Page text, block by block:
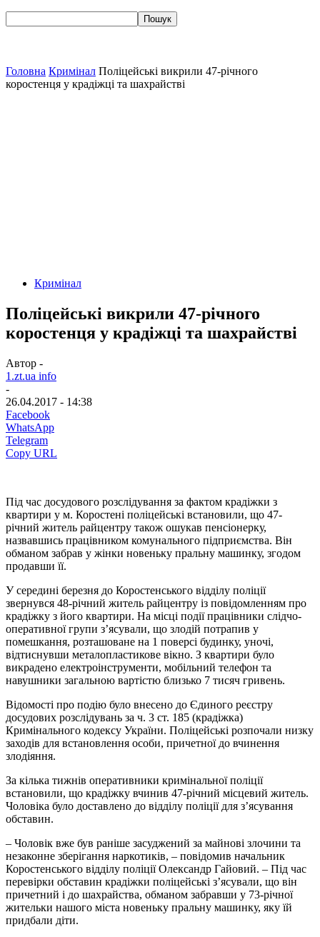
Головна Кримінал Поліцейські викрили 47-річного
коростенця у крадіжці та шахрайстві
Кримінал
Поліцейські викрили 47-річного
коростенця у крадіжці та шахрайстві
Автор -
1.zt.ua info
-
26.04.2017 - 14:38
Facebook
WhatsApp
Telegram
Copy URL
Під час досудового розслідування за фактом крадіжки з
квартири у м. Коростені поліцейські встановили, що 47-
річний житель райцентру також ошукав пенсіонерку,
назвавшись працівником комунального підприємства. Він
обманом забрав у жінки новеньку пральну машинку, згодом
продавши її.
У середині березня до Коростенського відділу поліції
звернувся 48-річний житель райцентру із повідомленням про
крадіжку з його квартири. На місці події працівники слідчо-
оперативної групи з’ясували, що злодій потрапив у
помешкання, розташоване на 1 поверсі будинку, уночі,
відтиснувши металопластикове вікно. З квартири було
викрадено електроінструменти, мобільний телефон та
навушники загальною вартістю близько 7 тисяч гривень.
Відомості про подію було внесено до Єдиного реєстру
досудових розслідувань за ч. 3 ст. 185 (крадіжка)
Кримінального кодексу України. Поліцейські розпочали низку
заходів для встановлення особи, причетної до вчинення
злодіяння.
За кілька тижнів оперативники кримінальної поліції
встановили, що крадіжку вчинив 47-річний місцевий житель.
Чоловіка було доставлено до відділу поліції для з’ясування
обставин.
– Чоловік вже був раніше засуджений за майнові злочини та
незаконне зберігання наркотиків, – повідомив начальник
Коростенського відділу поліції Олександр Гайовий. – Під час
перевірки обставин крадіжки поліцейські з’ясували, що він
причетний і до шахрайства, обманом забравши у 73-річної
жительки нашого міста новеньку пральну машинку, яку їй
придбали діти.